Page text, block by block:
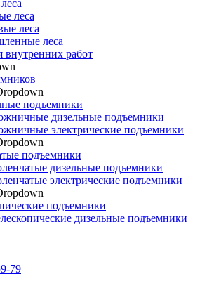
леса
леса
леса
внутренних работ
подъемники
дизельные подъемники
электрические подъемники
подъемники
дизельные подъемники
электрические подъемники
подъемники
дизельные подъемники
79